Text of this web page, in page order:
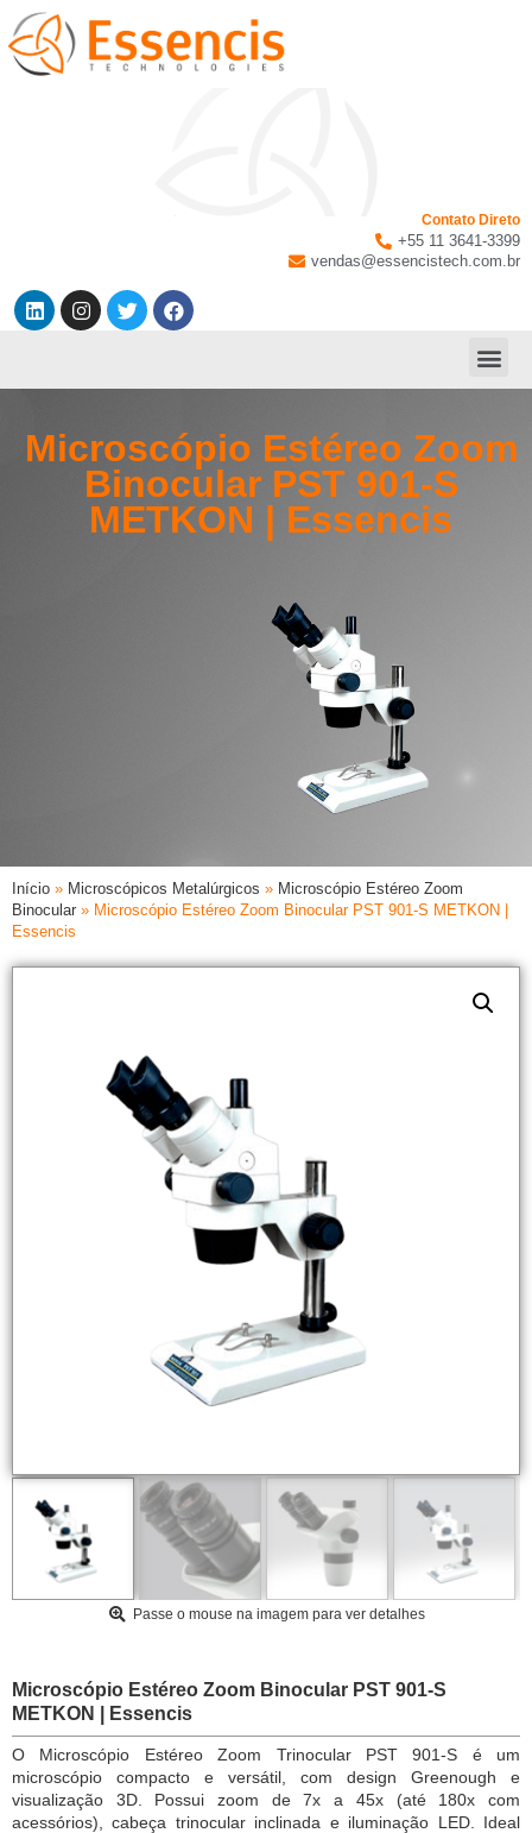
Contato Direto
+55 11 3641-3399
vendas@essencistech.com.br
Microscópio Estéreo Zoom
Binocular PST 901-S
METKON | Essencis
Início » Microscópicos Metalúrgicos » Microscópio Estéreo Zoom
Binocular » Microscópio Estéreo Zoom Binocular PST 901-S METKON |
Essencis
Passe o mouse na imagem para ver detalhes
Microscópio Estéreo Zoom Binocular PST 901-S
METKON | Essencis
O Microscópio Estéreo Zoom Trinocular PST 901-S é um
microscópio compacto e versátil, com design Greenough e
visualização 3D. Possui zoom de 7x a 45x (até 180x com
acessórios), cabeça trinocular inclinada e iluminação LED. Ideal